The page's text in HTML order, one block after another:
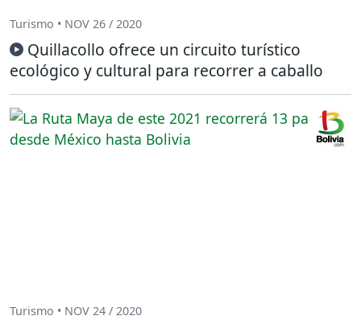
Turismo • NOV 26 / 2020
Quillacollo ofrece un circuito turístico
ecológico y cultural para recorrer a caballo
Turismo • NOV 24 / 2020